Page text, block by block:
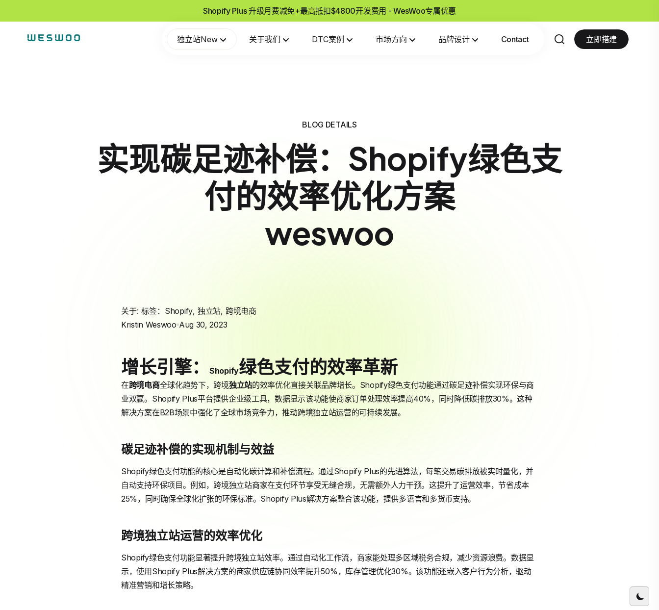
Shopify Plus 升级月费减免+最高抵扣$4800开发费用 - WesWoo专属优惠
独立站New 关于我们 DTC案例 市场方向 品牌设计 Contact 立即搭建
BLOG DETAILS
实现碳足迹补偿：Shopify绿色支
付的效率优化方案
weswoo
关于: 标签： Shopify, 独立站, 跨境电商
Kristin Weswoo Aug 30, 2023
增长引擎： Shopify绿色支付的效率革新
在跨境电商全球化趋势下，跨境独立站的效率优化直接关联品牌增长。Shopify绿色支付功能通过碳足迹补偿实现环保与商
业双赢。Shopify Plus平台提供企业级工具，数据显示该功能使商家订单处理效率提高40%，同时降低碳排放30%。这种
解决方案在B2B场景中强化了全球市场竞争力，推动跨境独立站运营的可持续发展。
碳足迹补偿的实现机制与效益
Shopify绿色支付功能的核心是自动化碳计算和补偿流程。通过Shopify Plus的先进算法，每笔交易碳排放被实时量化，并
自动支持环保项目。例如，跨境独立站商家在支付环节享受无缝合规，无需额外人力干预。这提升了运营效率，节省成本
25%，同时确保全球化扩张的环保标准。Shopify Plus解决方案整合该功能，提供多语言和多货币支持。
跨境独立站运营的效率优化
Shopify绿色支付功能显著提升跨境独立站效率。通过自动化工作流，商家能处理多区域税务合规，减少资源浪费。数据显
示，使用Shopify Plus解决方案的商家供应链协同效率提升50%，库存管理优化30%。该功能还嵌入客户行为分析，驱动
精准营销和增长策略。